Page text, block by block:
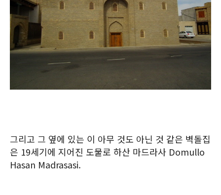
그리고 그 옆에 있는 이 아무 것도 아닌 것 같은 벽돌집
은 19세기에 지어진 도물로 하산 마드라사 Domullo
Hasan Madrasasi.